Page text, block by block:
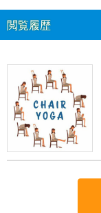
閲覧履歴